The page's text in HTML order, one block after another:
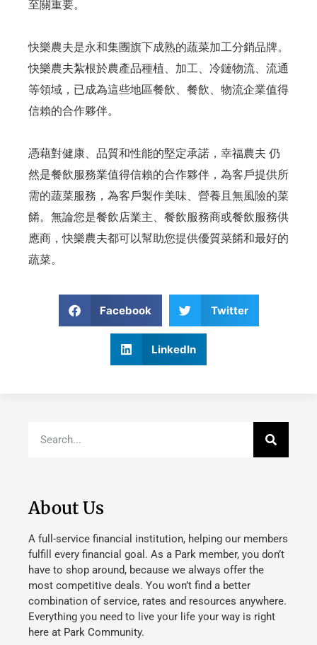
至關重要。
快樂農夫是永和集團旗下成熟的蔬菜加工分銷品牌。
快樂農夫紮根於農產品種植、加工、冷鏈物流、流通
等領域，已成為這些地區餐飲、餐飲、物流企業值得
信賴的合作夥伴。
憑藉對健康、品質和性能的堅定承諾，幸福農夫 仍
然是餐飲服務業值得信賴的合作夥伴，為客戶提供所
需的蔬菜服務，為客戶製作美味、營養且無風險的菜
餚。無論您是餐飲店業主、餐飲服務商或餐飲服務供
應商，快樂農夫都可以幫助您提供優質菜餚和最好的
蔬菜。
Facebook Twitter
LinkedIn
About Us
A full-service financial institution, helping our members
fulfill every financial goal. As a Park member, you don’t
have to shop around, because we always offer the
most competitive deals. You won’t find a better
combination of service, rates and resources anywhere.
Everything you need to live your life your way is right
here at Park Community.